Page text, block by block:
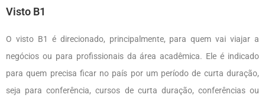
Visto B1
O visto B1 é direcionado, principalmente, para quem vai viajar a
negócios ou para profissionais da área acadêmica. Ele é indicado
para quem precisa ficar no país por um período de curta duração,
seja para conferência, cursos de curta duração, conferências ou